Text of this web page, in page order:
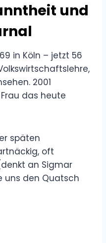
und
in Köln – jetzt 56
2001
das heute
späten
oft
an Sigmar
uns den Quatsch